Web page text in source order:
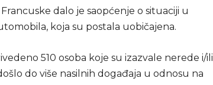
dalo je saopćenje o situaciji u
koja su postala uobičajena.
510 osoba koje su izazvale nerede i/ili
do više nasilnih događaja u odnosu na